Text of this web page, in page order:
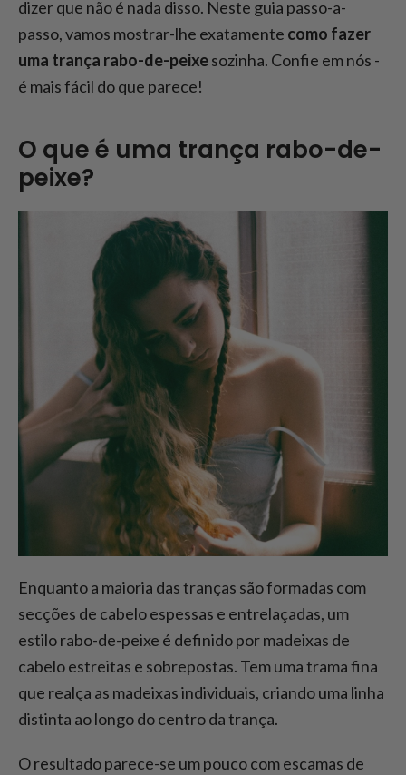
dizer que não é nada disso. Neste guia passo-a-
passo, vamos mostrar-lhe exatamente como fazer
uma trança rabo-de-peixesozinha. Confie em nós -
é mais fácil do que parece!
O que é uma trança rabo-de-
peixe?
Enquanto a maioria das tranças são formadas com
secções de cabelo espessas e entrelaçadas, um
estilo rabo-de-peixe é definido por madeixas de
cabelo estreitas e sobrepostas. Tem uma trama fina
que realça as madeixas individuais, criando uma linha
distinta ao longo do centro da trança.
O resultado parece-se um pouco com escamas de